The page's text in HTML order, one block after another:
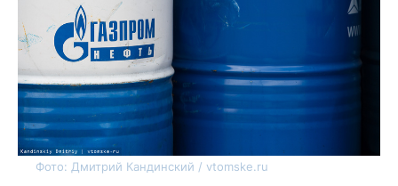
Фото: Дмитрий Кандинский / vtomske.ru